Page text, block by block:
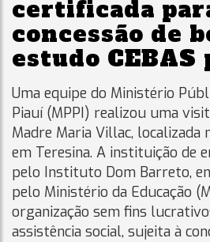
certificada
concessão de
estudo CEBAS
Uma equipe do Ministério
Piauí (MPPI) realizou uma
Madre Maria Villac, localizada
em Teresina. A instituição de
pelo Instituto Dom Barreto,
pelo Ministério da Educação
organização sem fins
assistência social, sujeita à